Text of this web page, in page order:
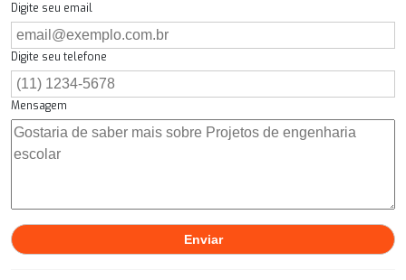
Digite seu email
Digite seu telefone
Mensagem